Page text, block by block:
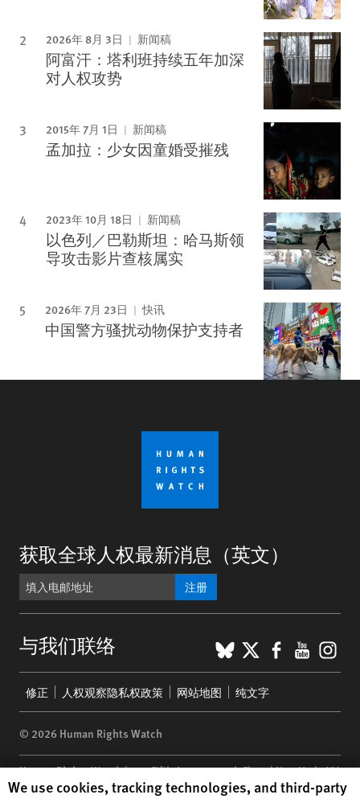
2026年 8月 3日 新闻稿
阿富汗：塔利班持续五年加深
对人权攻势
2015年 7月 1日 新闻稿
孟加拉：少女因童婚受摧残
2023年 10月 18日 新闻稿
以色列／巴勒斯坦：哈马斯领
导攻击影片查核属实
2026年 7月 23日 快讯
中国警方骚扰动物保护支持者
获取全球人权最新消息（英文）
注册
与我们联络 BlueSky
X
menu
修正 人权观察隐私权政策 网站地图 纯文字
© 2026 Human Rights Watch
Human Rights Watch| 350 Fifth Avenue, 34th Floor | New York,NY
10118-3299USA|t 1.212.290.4700
Human Rights Watch cookie preferences
We use cookies, tracking technologies, and third-party